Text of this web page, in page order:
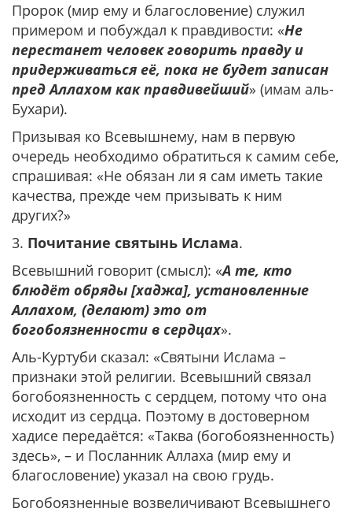
Пророк (мир ему и благословение) служил
примером и побуждал к правдивости: «Не
перестанет человек говорить правду и
придерживаться её, пока не будет записан
пред Аллахом как правдивейший» (имам аль-
Бухари).
Призывая ко Всевышнему, нам в первую
очередь необходимо обратиться к самим себе,
спрашивая: «Не обязан ли я сам иметь такие
качества, прежде чем призывать к ним
других?»
3. Почитание святынь Ислама.
Всевышний говорит (смысл): «А те, кто
блюдёт обряды [хаджа], установленные
Аллахом, (делают) это от
богобоязненности в сердцах».
Аль-Куртуби сказал: «Святыни Ислама –
признаки этой религии. Всевышний связал
богобоязненность с сердцем, потому что она
исходит из сердца. Поэтому в достоверном
хадисе передаётся: «Таква (богобоязненность)
здесь», – и Посланник Аллаха (мир ему и
благословение) указал на свою грудь.
Богобоязненные возвеличивают Всевышнего